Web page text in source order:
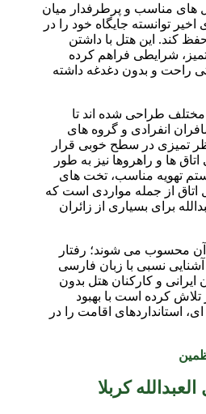
های مناسب و پرطرفدار میان
توانسته جایگاه خود را در
کند. این هتل با داشتن
شرایطی فراهم کرده
راحت و بدون دغدغه داشته
طراحی شده اند تا
انفرادی و گروه های
نظر تمیزی در سطح خوبی قرار
ها و راهروها نیز به طور
تهویه مناسب، تخت های
اتاق از جمله مواردی است که
برای بسیاری از زائران
محسوب می شوند؛ رفتار
نسبی با زبان فارسی
ایرانی و کارکنان هتل بدون
کرده است با بهبود
استانداردهای اقامت را در
کربلا